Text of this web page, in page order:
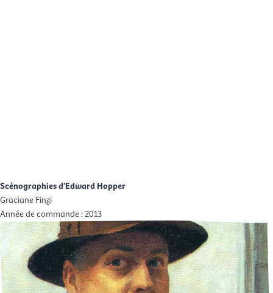
Scénographies d’Edward Hopper
Graciane Finzi
Année de commande :2013